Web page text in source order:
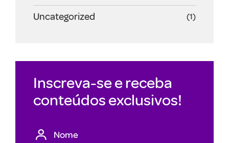
Uncategorized (1)
Inscreva-se e receba
conteúdos exclusivos!